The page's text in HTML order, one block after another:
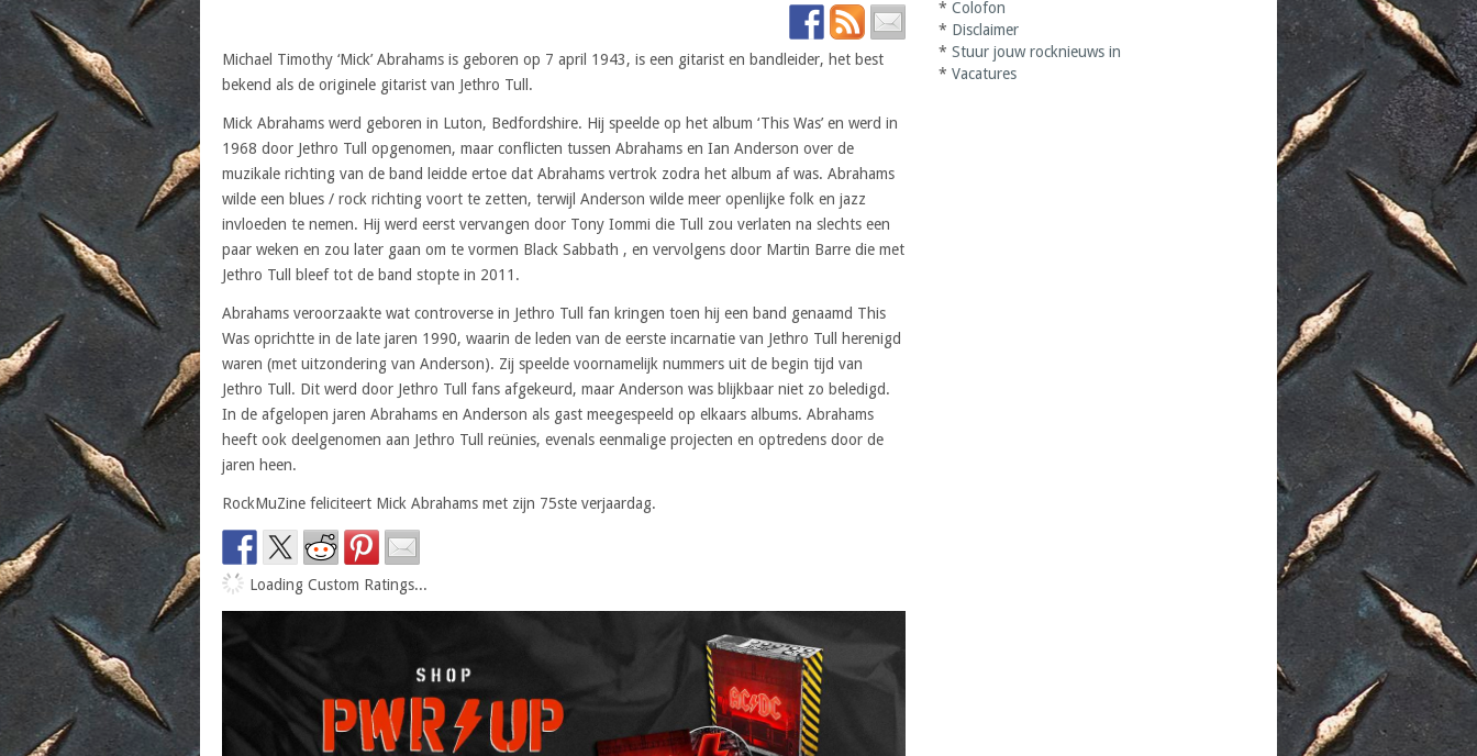
Michael Timothy ‘Mick’ Abrahams is geboren op 7 april 1943, is een gitarist en bandleider, het best
bekend als de originele gitarist van Jethro Tull.
Mick Abrahams werd geboren in Luton, Bedfordshire. Hij speelde op het album ‘This Was’ en werd in
1968 door Jethro Tull opgenomen, maar conflicten tussen Abrahams en Ian Anderson over de
muzikale richting van de band leidde ertoe dat Abrahams vertrok zodra het album af was. Abrahams
wilde een blues / rock richting voort te zetten, terwijl Anderson wilde meer openlijke folk en jazz
invloeden te nemen. Hij werd eerst vervangen door Tony Iommi die Tull zou verlaten na slechts een
paar weken en zou later gaan om te vormen Black Sabbath , en vervolgens door Martin Barre die met
Jethro Tull bleef tot de band stopte in 2011.
Abrahams veroorzaakte wat controverse in Jethro Tull fan kringen toen hij een band genaamd This
Was oprichtte in de late jaren 1990, waarin de leden van de eerste incarnatie van Jethro Tull herenigd
waren (met uitzondering van Anderson). Zij speelde voornamelijk nummers uit de begin tijd van
Jethro Tull. Dit werd door Jethro Tull fans afgekeurd, maar Anderson was blijkbaar niet zo beledigd.
In de afgelopen jaren Abrahams en Anderson als gast meegespeeld op elkaars albums. Abrahams
heeft ook deelgenomen aan Jethro Tull reünies, evenals eenmalige projecten en optredens door de
jaren heen.
RockMuZine feliciteert Mick Abrahams met zijn 75ste verjaardag.
Loading Custom Ratings...
*Colofon
* Disclaimer
*Stuur jouw rocknieuws in
*Vacatures